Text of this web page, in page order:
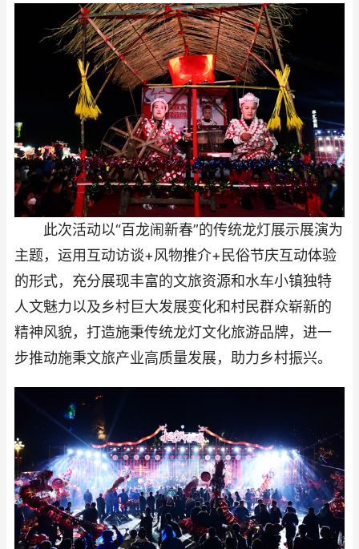
此次活动以“百龙闹新春”的传统龙灯展示展演为
主题，运用互动访谈+风物推介+民俗节庆互动体验
的形式，充分展现丰富的文旅资源和水车小镇独特
人文魅力以及乡村巨大发展变化和村民群众崭新的
精神风貌，打造施秉传统龙灯文化旅游品牌，进一
步推动施秉文旅产业高质量发展，助力乡村振兴。